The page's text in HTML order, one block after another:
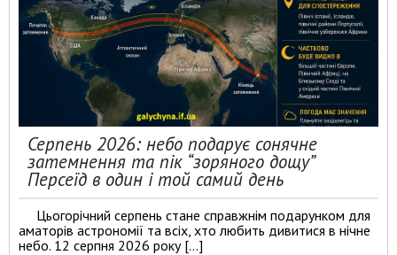
Серпень 2026: небо подарує сонячне
затемнення та пік “зоряного дощу”
Персеїд в один і той самий день
Цьогорічний серпень стане справжнім подарунком для
аматорів астрономії та всіх, хто любить дивитися в нічне
небо. 12 серпня 2026 року […]